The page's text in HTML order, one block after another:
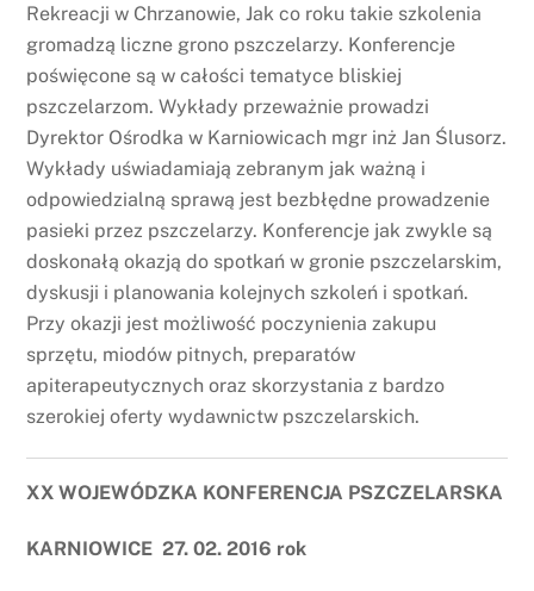
Rekreacji w Chrzanowie, Jak co roku takie szkolenia
gromadzą liczne grono pszczelarzy. Konferencje
poświęcone są w całości tematyce bliskiej
pszczelarzom. Wykłady przeważnie prowadzi
Dyrektor Ośrodka w Karniowicach mgr inż Jan Ślusorz.
Wykłady uświadamiają zebranym jak ważną i
odpowiedzialną sprawą jest bezbłędne prowadzenie
pasieki przez pszczelarzy. Konferencje jak zwykle są
doskonałą okazją do spotkań w gronie pszczelarskim,
dyskusji i planowania kolejnych szkoleń i spotkań.
Przy okazji jest możliwość poczynienia zakupu
sprzętu, miodów pitnych, preparatów
apiterapeutycznych oraz skorzystania z bardzo
szerokiej oferty wydawnictw pszczelarskich.
XX WOJEWÓDZKA KONFERENCJA PSZCZELARSKA
KARNIOWICE 27. 02. 2016 rok